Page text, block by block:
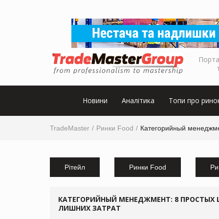
Новини Аналітика Топи про
TradeMaster Ринки Food Категорийный
Рітейл Ринки Food
КАТЕГОРИЙНЫЙ МЕНЕДЖМЕНТ: 8 ПРОСТЫХ
ЛИШНИХ ЗАТРАТ